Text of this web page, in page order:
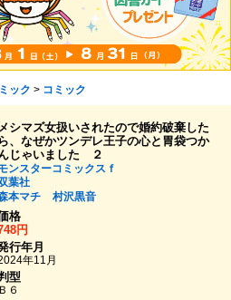
ック > コミック
シマズ女扱いされたので婚約破棄した
ら、なぜかツンデレ王子の心と胃袋つか
じゃいました ２
ンスターコミックスｆ
葉社
本マチ
村沢黒音
格
円
行年月
年11月
型
Ｂ６